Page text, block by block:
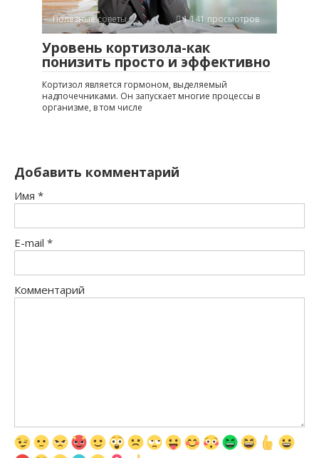
Полезные советы 1 141 просмотров
Уровень кортизола-как
понизить просто и эффективно
Кортизол является гормоном, выделяемый
надпочечниками. Он запускает многие процессы в
организме, в том числе
Добавить комментарий
Имя *
E-mail *
Комментарий